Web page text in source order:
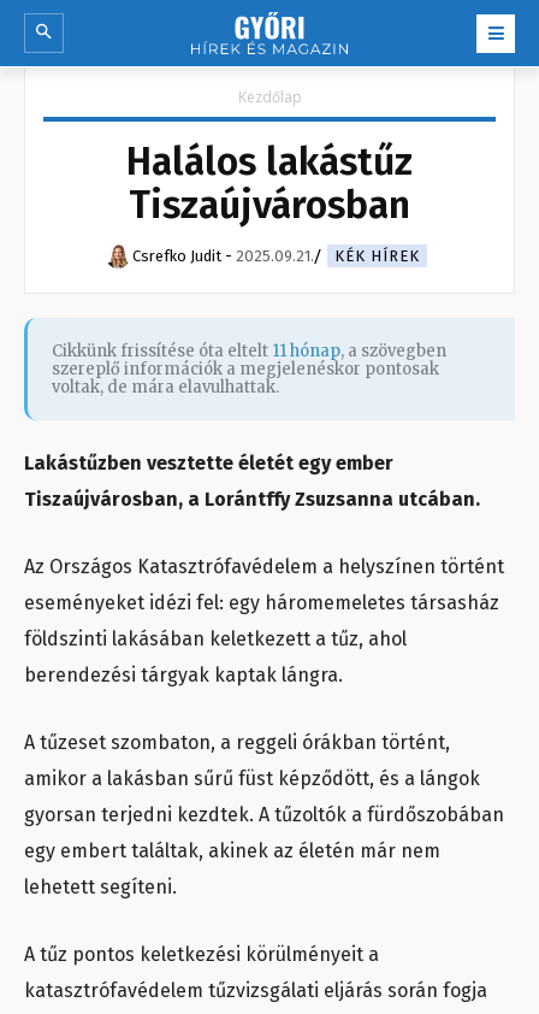
Kezdőlap
Halálos lakástűz
Tiszaújvárosban
Csrefko Judit - 2025.09.21. KÉK HÍREK
Cikkünk frissítése óta eltelt 11 hónap, a szövegben
szereplő információk a megjelenéskor pontosak
voltak, de mára elavulhattak.
Lakástűzben vesztette életét egy ember
Tiszaújvárosban, a Lorántffy Zsuzsanna utcában.
Az Országos Katasztrófavédelem a helyszínen történt
eseményeket idézi fel: egy háromemeletes társasház
földszinti lakásában keletkezett a tűz, ahol
berendezési tárgyak kaptak lángra.
A tűzeset szombaton, a reggeli órákban történt,
amikor a lakásban sűrű füst képződött, és a lángok
gyorsan terjedni kezdtek. A tűzoltók a fürdőszobában
egy embert találtak, akinek az életén már nem
lehetett segíteni.
A tűz pontos keletkezési körülményeit a
katasztrófavédelem tűzvizsgálati eljárás során fogja